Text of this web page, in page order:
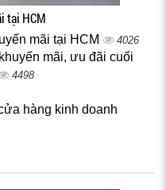
tại HCM
mãi tại HCM 4026
mãi, ưu đãi cuối
4498
hàng kinh doanh